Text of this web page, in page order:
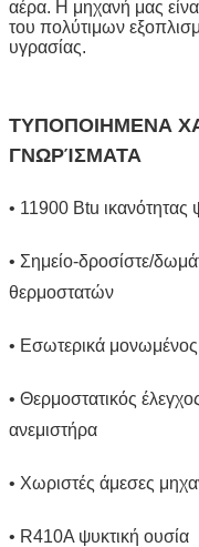
αέρα. Η μηχανή μας
του πολύτιμων
υγρασίας.
ΤΥΠΟΠΟΙΗΜΕΝΑ
ΓΝΩΡΊΣΜΑΤΑ
• 11900 Btu ικανότητας
• Σημείο-δροσίστε/
θερμοστατών
• Εσωτερικά
• Θερμοστατικός
ανεμιστήρα
• Χωριστές άμεσες
• R410A ψυκτική ουσία